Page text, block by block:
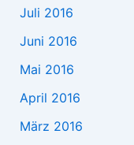
Juli 2016
Juni 2016
Mai 2016
April 2016
März 2016